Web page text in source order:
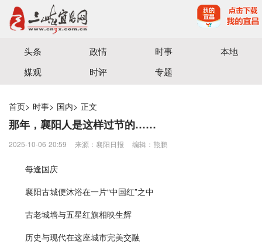
宜昌三峡融媒体中心主办
头条 政情 时事
本地
媒观
时评 专题
首页> 时事> 国内> 正文
那年，襄阳人是这样过节的……
2025-10-06 20:59 来源：襄阳日报 编辑：熊鹏
每逢国庆
襄阳古城便沐浴在一片“中国红”之中
古老城墙与五星红旗相映生辉
历史与现代在这座城市完美交融